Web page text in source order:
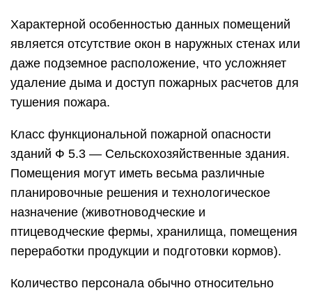
Характерной особенностью данных помещений
является отсутствие окон в наружных стенах или
даже подземное расположение, что усложняет
удаление дыма и доступ пожарных расчетов для
тушения пожара.
Класс функциональной пожарной опасности
зданий Ф 5.3 — Сельскохозяйственные здания.
Помещения могут иметь весьма различные
планировочные решения и технологическое
назначение (животноводческие и
птицеводческие фермы, хранилища, помещения
пе­реработки продукции и подготовки кормов).
Количество персонала обычно относительно